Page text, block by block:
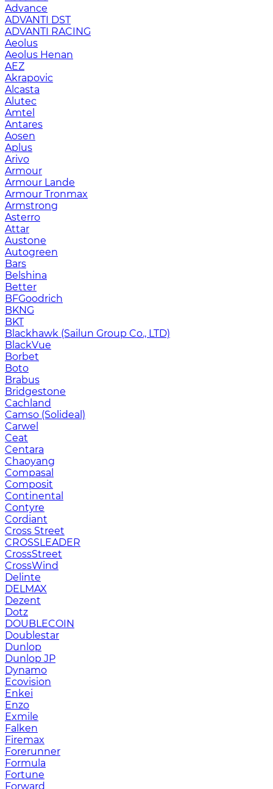
Advance
ADVANTI DST
ADVANTI RACING
Aeolus
Aeolus Henan
AEZ
Akrapovic
Alcasta
Alutec
Amtel
Antares
Aosen
Aplus
Arivo
Armour
Armour Lande
Armour Tronmax
Armstrong
Asterro
Attar
Austone
Autogreen
Bars
Belshina
Better
BFGoodrich
BKNG
BKT
Blackhawk (Sailun Group Co., LTD)
BlackVue
Borbet
Boto
Brabus
Bridgestone
Cachland
Camso (Solideal)
Carwel
Ceat
Centara
Chaoyang
Compasal
Composit
Continental
Contyre
Cordiant
Cross Street
CROSSLEADER
CrossStreet
CrossWind
Delinte
DELMAX
Dezent
Dotz
DOUBLECOIN
Doublestar
Dunlop
Dunlop JP
Dynamo
Ecovision
Enkei
Enzo
Exmile
Falken
Firemax
Forerunner
Formula
Fortune
Forward